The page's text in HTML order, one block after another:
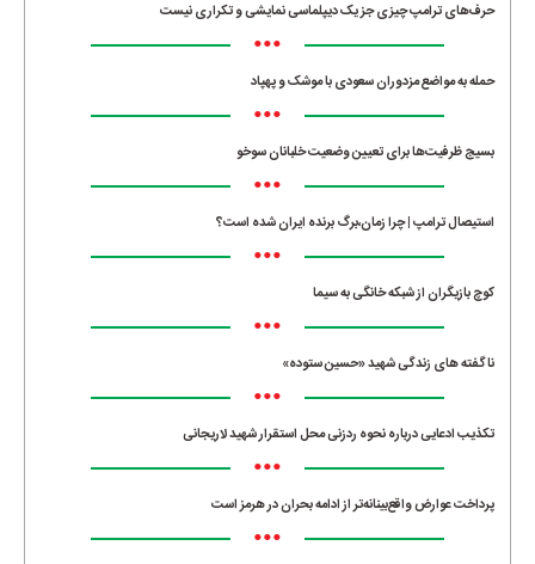
حرف‌های ترامپ چیزی جز یک دیپلماسی نمایشی و تکراری نیست
•••
حمله به مواضع مزدوران سعودی با موشک و پهپاد
•••
بسیج ظرفیت‌ها برای تعیین وضعیت خلبانان سوخو
•••
استیصال ترامپ | چرا زمان،برگ برنده ایران شده است؟
•••
کوچ بازیگران از شبکه خانگی به سیما
•••
ناگفته های زندگی شهید «حسین ستوده»
•••
تکذیب ادعایی درباره نحوه ردزنی محل استقرار شهید لاریجانی
•••
پرداخت عوارض واقع‌بینانه‌تر از ادامه بحران در هرمز است
•••